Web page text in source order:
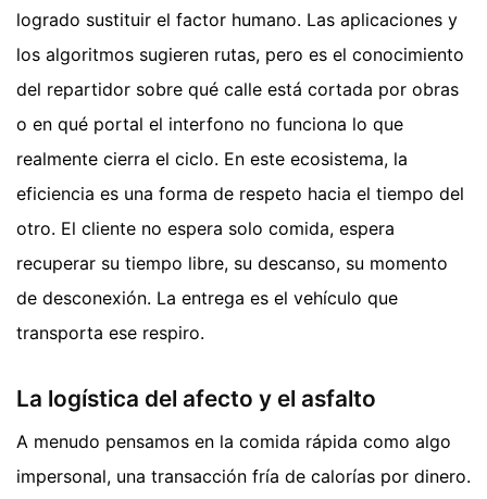
logrado sustituir el factor humano. Las aplicaciones y
los algoritmos sugieren rutas, pero es el conocimiento
del repartidor sobre qué calle está cortada por obras
o en qué portal el interfono no funciona lo que
realmente cierra el ciclo. En este ecosistema, la
eficiencia es una forma de respeto hacia el tiempo del
otro. El cliente no espera solo comida, espera
recuperar su tiempo libre, su descanso, su momento
de desconexión. La entrega es el vehículo que
transporta ese respiro.
La logística del afecto y el asfalto
A menudo pensamos en la comida rápida como algo
impersonal, una transacción fría de calorías por dinero.